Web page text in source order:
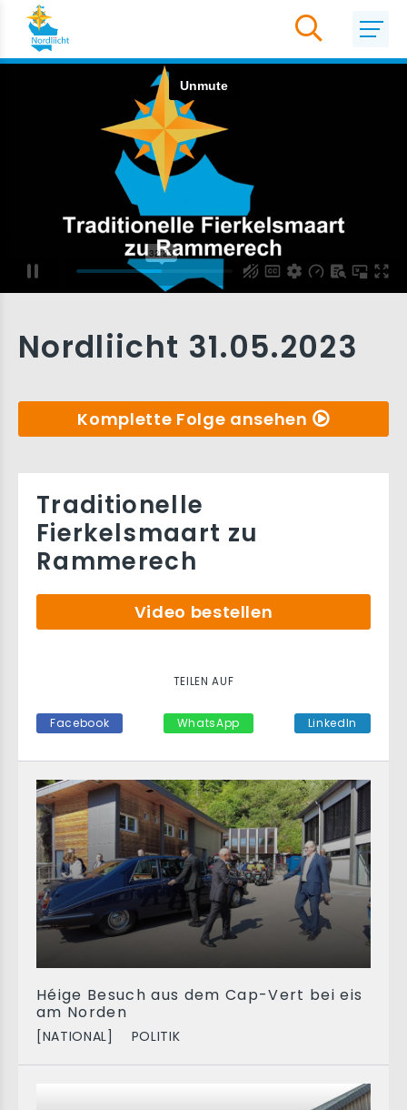
Nordliicht 31.05.2023
Komplette Folge ansehen
Héige Besuch aus dem Cap-Vert bei eis
am Norden
[NATIONAL] POLITIK
Traditionelle
Fierkelsmaart zu
Rammerech
Video bestellen
TEILEN AUF
Facebook WhatsApp LinkedIn